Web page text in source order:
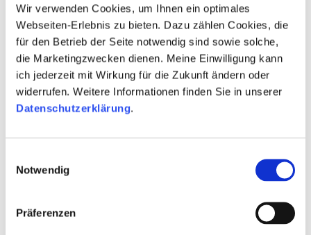
Wir verwenden Cookies, um Ihnen ein optimales
Webseiten-Erlebnis zu bieten. Dazu zählen Cookies, die
für den Betrieb der Seite notwendig sind sowie solche,
die Marketingzwecken dienen. Meine Einwilligung kann
ich jederzeit mit Wirkung für die Zukunft ändern oder
widerrufen. Weitere Informationen finden Sie in unserer
Datenschutzerklärung.
Notwendig
Präferenzen
Versammlungund der Direktor.
Weitere Organe sind im Einzelfall die
Kommission zur Ermittlung der Konzentration
im Medienbereich (KEK), die
Kommission für
Zulassung und Aufsicht (ZAK)und die
Kommission für Jugendmedienschutz (KJM)